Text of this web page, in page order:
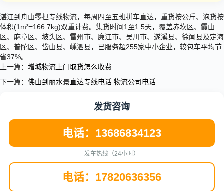
湛江到舟山零担专线物流，每周四至五班拼车直达，重货按公斤、泡货按
体积(1m³=166.7kg)双重计费。集货时间1至1.5天，覆盖赤坎区、霞山
区、麻章区、坡头区、雷州市、廉江市、吴川市、遂溪县、徐闻县及定海
区、普陀区、岱山县、嵊泗县，已服务超255家中小企业，较包车平均节
省37%。
上一篇： 增城物流上门取货怎么收费
下一篇： 佛山到丽水景直达专线电话 物流公司电话
发货咨询
电话：13686834123
发车热线（24小时）
电话：17820636356